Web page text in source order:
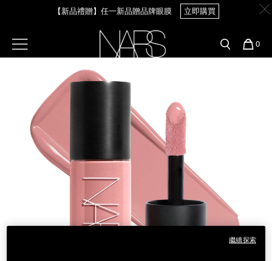
【新品禮贈】任一新品贈品牌眼膜 立即購買
【8.6-8.9 限定】全館最高享14%回饋
【8/3-8/10限定】明星底妝買1送1
【8/3-8/10限定】限時輸碼贈迷你腮紅露
新客首購輸＜WELCOME＞享9折
選單"
您
0
官網最新活動
預約金曲獎妝容
官網獨家組合
水光頰彩系列
試用送到家
舊客回購禮遇
彩盤及禮盒組
彩妝服務
彩妝專欄
專業彩妝學院
繼續探索